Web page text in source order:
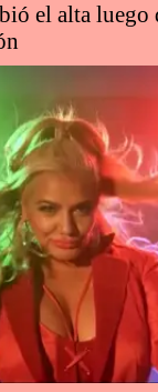
el alta luego